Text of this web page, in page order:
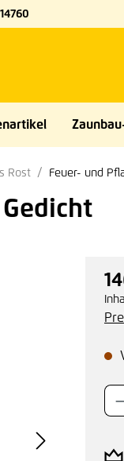
Rost Feuer- und